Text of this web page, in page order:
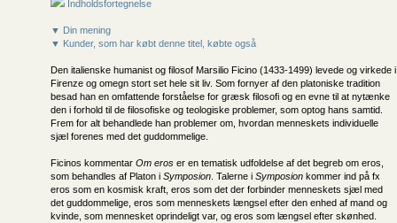
Indholdsfortegnelse
▼ Din mening
▼ Kunder, som har købt denne titel, købte også
Den italienske humanist og filosof Marsilio Ficino (1433-1499) levede og virkede i
Firenze og omegn stort set hele sit liv. Som fornyer af den platoniske tradition
besad han en omfattende forståelse for græsk filosofi og en evne til at nytænke
den i forhold til de filosofiske og teologiske problemer, som optog hans samtid.
Frem for alt behandlede han problemer om, hvordan menneskets individuelle
sjæl forenes med det guddommelige.
Ficinos kommentar Om eros er en tematisk udfoldelse af det begreb om eros,
som behandles af Platon i Symposion . Talerne i Symposion kommer ind på fx
eros som en kosmisk kraft, eros som det der forbinder menneskets sjæl med
det guddommelige, eros som menneskets længsel efter den enhed af mand og
kvinde, som mennesket oprindeligt var, og eros som længsel efter skønhed.